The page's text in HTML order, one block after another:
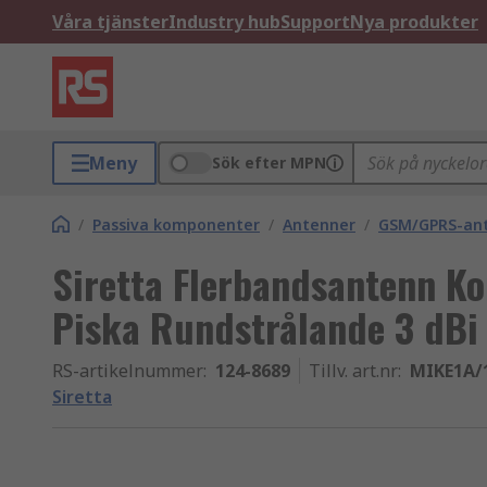
Våra tjänsterIndustry hubSupportNya produkter
Meny Sök efter MPN
/ Passiva komponenter / Antenner / GSM/GPRS-
Siretta Flerbandsantenn
Piska Rundstrålande 3 dBi
RS-artikelnummer: 124-8689 Tillv. art.nr:
Siretta